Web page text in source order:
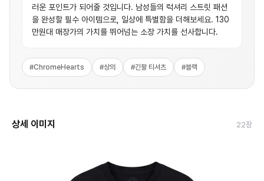
러운 포인트가 되어줄 것입니다. 남성들의 럭셔리 스트릿 패션
을 완성할 필수 아이템으로, 일상에 특별함을 더해보세요. 130
만원대 매장가의 가치를 뛰어넘는 소장 가치를 선사합니다.
#ChromeHearts #상의 #긴팔 티셔츠 #블랙
상세 이미지 22장